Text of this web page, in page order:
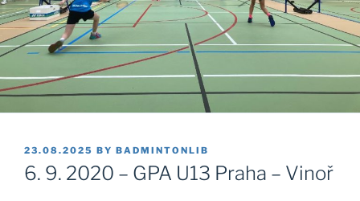
POSTED
ON
23.08.2025 BY BADMINTONLIB
6. 9. 2020 – GPA U13 Praha – Vinoř